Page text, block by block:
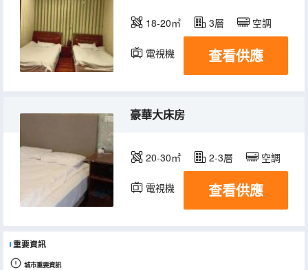
18-20㎡ 3層 空調
電視機 查看供應
豪華大床房
20-30㎡ 2-3層 空調
電視機 查看供應
重要資訊
城市重要資訊